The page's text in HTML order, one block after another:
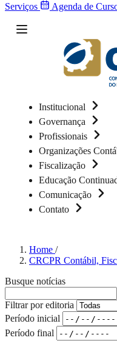
Serviços
Agenda de
Institucional
Governança
Profissionais
Organizações
Fiscalização
Educação
Comunicação
Contato
Home /
CRCPR Contábil,
Busque notícias
Filtrar por editoria
Período inicial
Período final